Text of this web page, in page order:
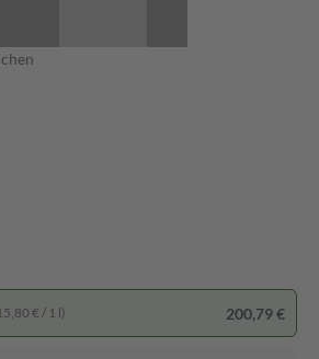
€ / 1 l) 200,79 €